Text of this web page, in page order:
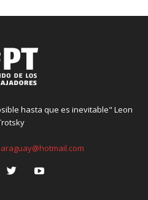
hasta que es inevitable" Leon